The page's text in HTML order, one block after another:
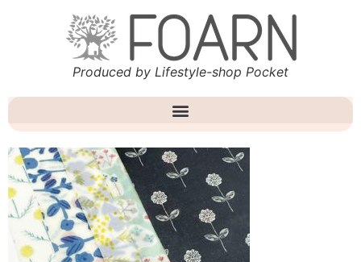
Produced by Lifestyle-shop Pocket